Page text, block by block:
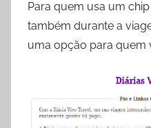
Para quem usa um
também durante a
uma opção para quem